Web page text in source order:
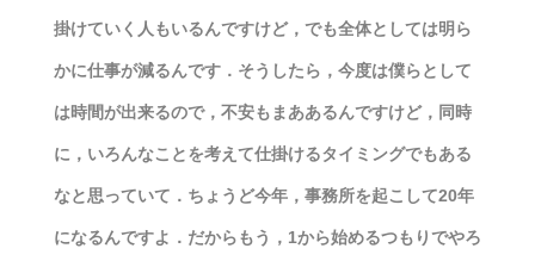
掛けていく人もいるんですけど，でも全体としては明ら
かに仕事が減るんです．そうしたら，今度は僕らとして
は時間が出来るので，不安もまああるんですけど，同時
に，いろんなことを考えて仕掛けるタイミングでもある
なと思っていて．ちょうど今年，事務所を起こして20年
になるんですよ．だからもう，1から始めるつもりでやろ